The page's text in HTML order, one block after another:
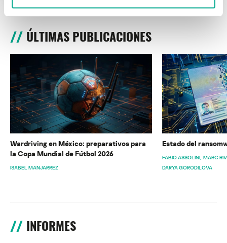
ÚLTIMAS PUBLICACIONES
Wardriving en México: preparativos para
la Copa Mundial de Fútbol 2026
ISABEL MANJARREZ
Estado del
FABIO ASSOLINI MARC
DARYA GORODILOVA
INFORMES